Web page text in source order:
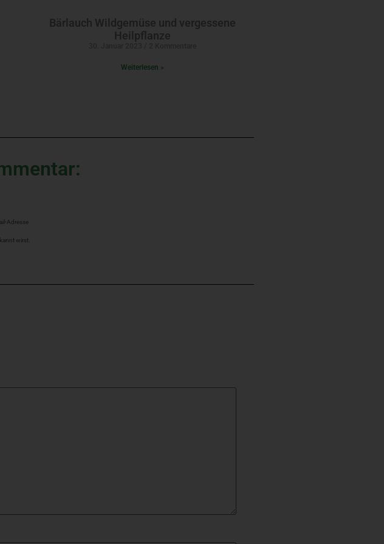
Bärlauch Wildgemüse und vergessene
Heilpflanze
Weiterlesen »
Adresse
wirst.